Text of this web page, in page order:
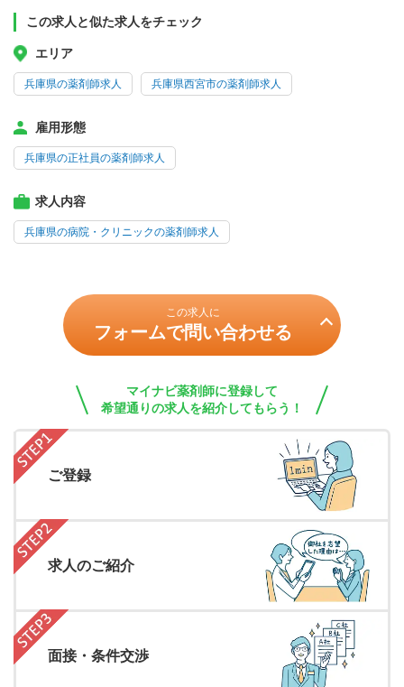
この求人と似た求人をチェック
エリア
兵庫県の薬剤師求人 兵庫県西宮市の薬剤師求人
雇用形態
兵庫県の正社員の薬剤師求人
求人内容
兵庫県の病院・クリニックの薬剤師求人
この求人に
フォームで問い合わせる
マイナビ薬剤師に登録して
希望通りの求人を紹介してもらう！
ご登録
求人のご紹介
面接・条件交渉